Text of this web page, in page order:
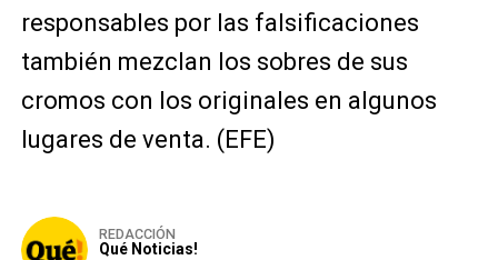
responsables por las falsificaciones
también mezclan los sobres de sus
cromos con los originales en algunos
lugares de venta. (EFE)
REDACCIÓN
Qué Noticias!